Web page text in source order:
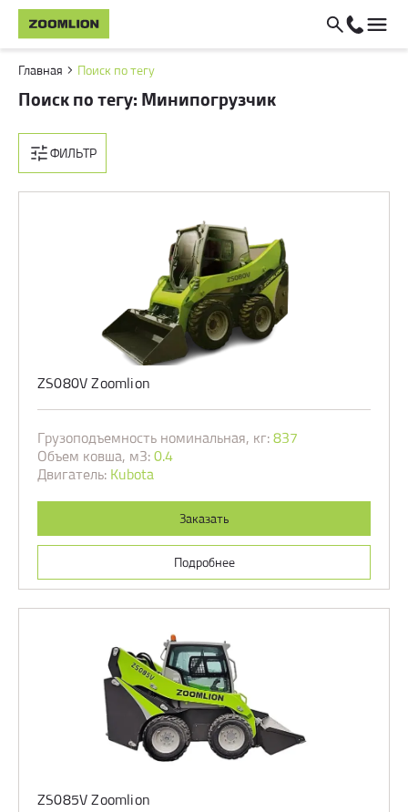
Главная Поиск по тегу
Поиск по тегу: Минипогрузчик
ФИЛЬТР
ZS080V Zoomlion
Грузоподъемность номинальная, кг:837
Объем ковша, м3:0.4
Двигатель: Kubota
Заказать
Подробнее
ZS085V Zoomlion